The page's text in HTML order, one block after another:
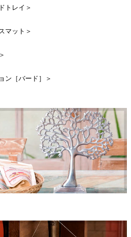
トレイ＞
マット＞
ン［バード］＞